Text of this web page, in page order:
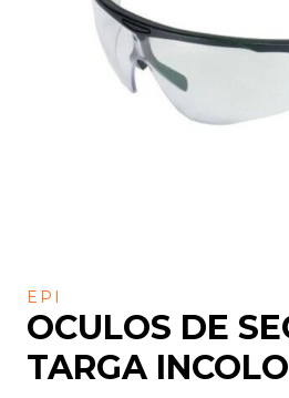
EPI
OCULOS DE
TARGA